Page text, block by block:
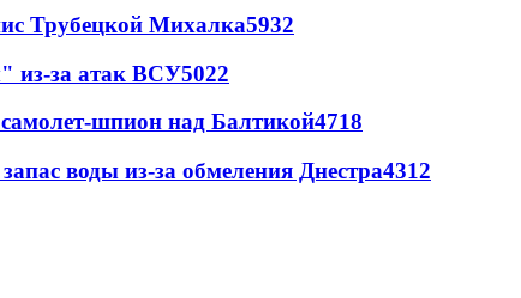
Трубецкой Михалка5932
из-за атак ВСУ5022
шпион над Балтикой4718
воды из-за обмеления Днестра4312